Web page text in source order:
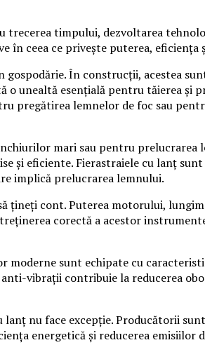
trecerea timpului, dezvoltarea
în ceea ce privește puterea,
În construcții, acestea
unealtă esențială pentru tăierea și
pregătirea lemnelor de foc sau
mari sau pentru prelucrarea
și eficiente. Fierastraiele cu lanț
implică prelucrarea lemnului.
țineți cont. Puterea motorului,
corectă a acestor
sunt echipate cu
vibrații contribuie la reducerea
nu face excepție. Producătorii
energetică și reducerea emisiilor